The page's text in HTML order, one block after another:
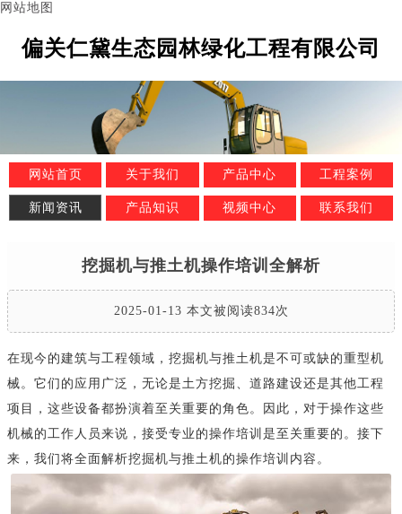
网站地图
偏关仁黛生态园林绿化工程有限公司
网站首页 关于我们 产品中心 工程案例
新闻资讯 产品知识 视频中心 联系我们
挖掘机与推土机操作培训全解析
2025-01-13 本文被阅读834次
在现今的建筑与工程领域，挖掘机与推土机是不可或缺的重型机
械。它们的应用广泛，无论是土方挖掘、道路建设还是其他工程
项目，这些设备都扮演着至关重要的角色。因此，对于操作这些
机械的工作人员来说，接受专业的操作培训是至关重要的。接下
来，我们将全面解析挖掘机与推土机的操作培训内容。